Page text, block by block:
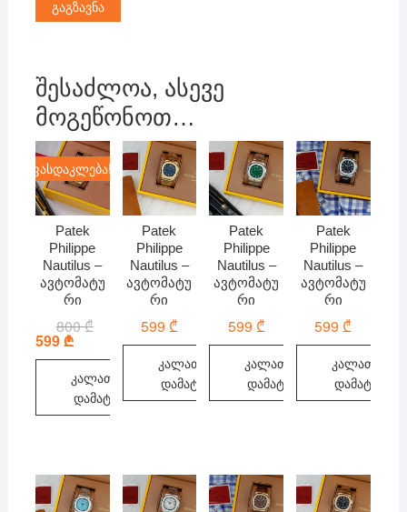
შესაძლოა, ასევე
მოგეწონოთ…
ფასდაკლება!
Patek
Philippe
Nautilus –
ავტომატუ
რი
800₾Original
price
800 ₾.
599₾
Current
price
599 ₾.
კალათაში
დამატება
Patek
Philippe
Nautilus –
ავტომატუ
რი
599 ₾
კალათაში
დამატება
Patek
Philippe
Nautilus –
ავტომატუ
რი
599 ₾
კალათაში
დამატება
Patek
Philippe
Nautilus –
ავტომატუ
რი
599 ₾
კალათაში
დამატება